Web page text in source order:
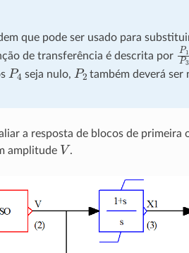
que pode ser usado para
de transferência é descrita por P
P4 seja nulo, P2 também deverá ser
a resposta de blocos de primeira
amplitude V.